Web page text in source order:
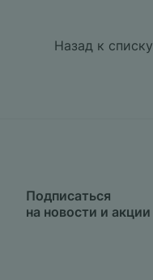
Назад к списку
Подписаться
на новости и акции